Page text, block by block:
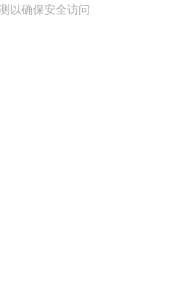
以确保安全访问